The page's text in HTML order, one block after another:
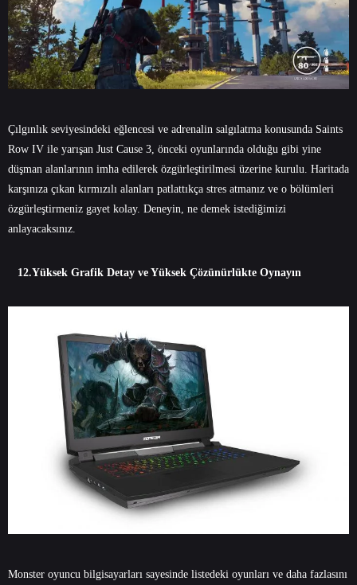
Çılgınlık seviyesindeki eğlencesi ve adrenalin salgılatma konusunda Saints
Row IV ile yarışan Just Cause 3, önceki oyunlarında olduğu gibi yine
düşman alanlarının imha edilerek özgürleştirilmesi üzerine kurulu. Haritada
karşınıza çıkan kırmızılı alanları patlattıkça stres atmanız ve o bölümleri
özgürleştirmeniz gayet kolay. Deneyin, ne demek istediğimizi
anlayacaksınız.
12.Yüksek Grafik Detay ve Yüksek Çözünürlükte Oynayın
Monster oyuncu bilgisayarları sayesinde listedeki oyunları ve daha fazlasını